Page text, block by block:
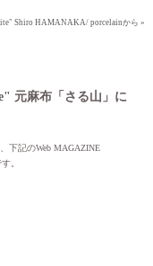
Shiro HAMANAKA/ porcelainから »
元麻布「さる山」に
下記のWeb MAGAZINE
。